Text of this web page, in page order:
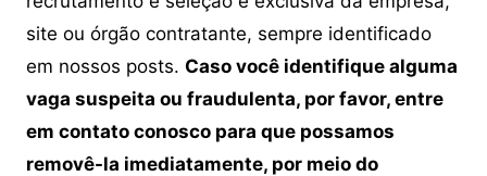
site ou órgão contratante, sempre identificado
em nossos posts. Caso você identifique alguma
vaga suspeita ou fraudulenta, por favor, entre
em contato conosco para que possamos
removê-la imediatamente, por meio do